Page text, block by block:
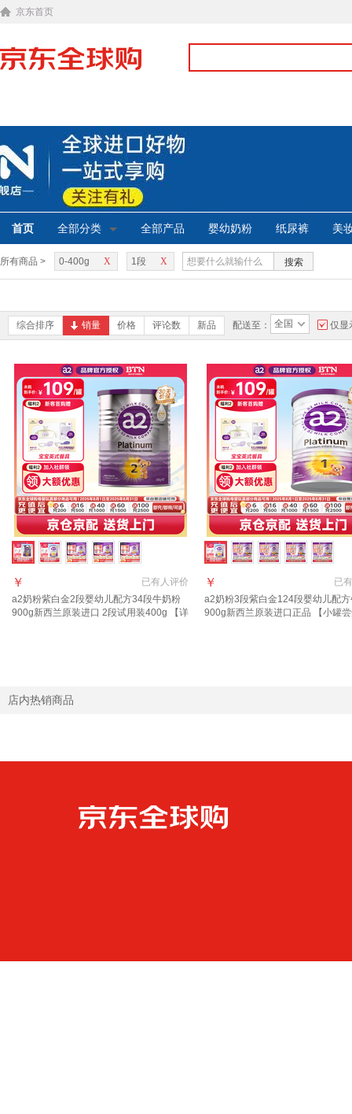
京东首页
首页 全部分类 全部产品 婴幼奶粉 纸尿裤 美
所有商品 > X
0-400g X
1段 搜索
综合排序 销量 价格 评论数 新品 配送至： 全国 仅显
已有人评价
￥
a2奶粉紫白金2段婴幼儿配方34段牛奶粉
900g新西兰原装进口 2段试用装400g 【详
已有
￥
a2奶粉3段紫白金124段婴幼儿配
900g新西兰原装进口正品 【小罐
店内热销商品